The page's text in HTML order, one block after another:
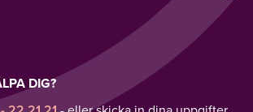
DIG?